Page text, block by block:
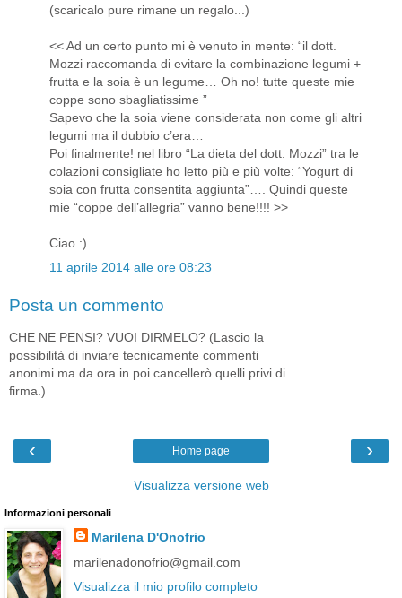
(scaricalo pure rimane un regalo...)
<< Ad un certo punto mi è venuto in mente: “il dott.
Mozzi raccomanda di evitare la combinazione legumi +
frutta e la soia è un legume… Oh no! tutte queste mie
coppe sono sbagliatissime ”
Sapevo che la soia viene considerata non come gli altri
legumi ma il dubbio c’era…
Poi finalmente! nel libro “La dieta del dott. Mozzi” tra le
colazioni consigliate ho letto più e più volte: “Yogurt di
soia con frutta consentita aggiunta”…. Quindi queste
mie “coppe dell’allegria” vanno bene!!!! >>
Ciao :)
11 aprile 2014 alle ore 08:23
Posta un commento
CHE NE PENSI? VUOI DIRMELO? (Lascio la
possibilità di inviare tecnicamente commenti
anonimi ma da ora in poi cancellerò quelli privi di
firma.)
‹ ›
Home page
Visualizza versione web
Informazioni personali
Marilena D'Onofrio
marilenadonofrio@gmail.com
Visualizza il mio profilo completo